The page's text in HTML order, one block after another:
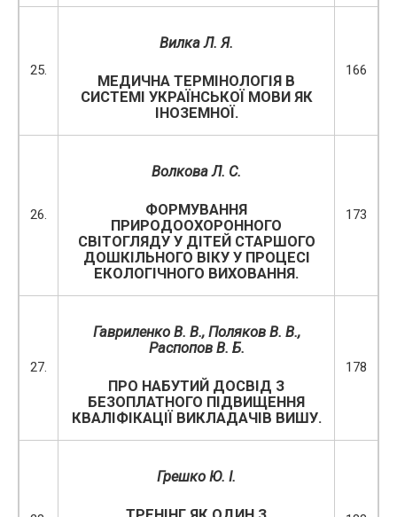
25.
Вилка Л. Я.
МЕДИЧНА ТЕРМІНОЛОГІЯ В
СИСТЕМІ УКРАЇНСЬКОЇ МОВИ ЯК
ІНОЗЕМНОЇ.
166
26.
Волкова Л. С.
ФОРМУВАННЯ
ПРИРОДООХОРОННОГО
СВІТОГЛЯДУ У ДІТЕЙ СТАРШОГО
ДОШКІЛЬНОГО ВІКУ У ПРОЦЕСІ
ЕКОЛОГІЧНОГО ВИХОВАННЯ.
173
27.
Гавриленко В. В., Поляков В. В.,
Распопов В. Б.
ПРО НАБУТИЙ ДОСВІД З
БЕЗОПЛАТНОГО ПІДВИЩЕННЯ
КВАЛІФІКАЦІЇ ВИКЛАДАЧІВ ВИШУ.
178
Грешко Ю. І.